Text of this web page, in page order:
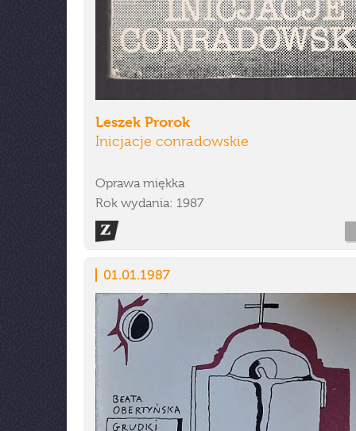
Leszek Prorok
Inicjacje conradowskie
Oprawa miękka
Rok wydania: 1987
01.01.1987